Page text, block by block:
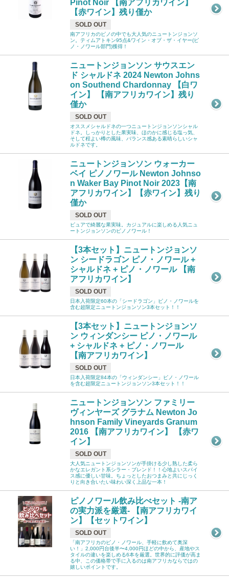
Pinot Noir 【南アフリカワイン】
【赤ワイン】残り僅か
SOLD OUT
南アフリカのピノの中でも大人気のニュートンジョンソ
ン。ティムアトキン95点&ワイン・オブ・ザ・イヤー(ピ
ノ・ノワール部門)獲得！
ニュートンジョンソン サウスエン
ド シャルドネ 2024 Newton Johns
on Southend Chardonnay 【白ワ
イン】 【南アフリカワイン】残り
僅か
SOLD OUT
オススメシャルドネの一つニュートンジョンソンシャル
ドネ。しっかりとした果実味、ほのかに感じる塩っ気、
そして程よい樽の風味、バランス感ある素晴らしいシャ
ルドネです。
ニュートンジョンソン ウォーカー
ベイ ピノノワール Newton Johnso
n Waker Bay Pinot Noir 2023【南
アフリカワイン】【赤ワイン】残り
僅か
SOLD OUT
ピュアで綺麗な果実味。カジュアルに楽しめる人気ニュ
ートンジョンソンのピノノワール！
【3本セット】ニュートンジョンソ
ン シードラゴン ピノ・ノワール +
シャルドネ + ピノ・ノワール 【南
アフリカワイン】
SOLD OUT
日本入荷限定60本の「シードラゴン」ピノ・ノワールを
含む超限定ニュートンジョンソン3本セット！！
【3本セット】ニュートンジョンソ
ン ウィンダンシー ピノ・ノワール
+ シャルドネ + ピノ・ノワール
【南アフリカワイン】
SOLD OUT
日本入荷限定84本の「ウィンダンシー」ピノ・ノワール
を含む超限定ニュートンジョンソン3本セット！！
ニュートンジョンソン ファミリー
ヴィンヤーズ グラナム Newton Jo
hnson Family Vineyards Granum
2016 【南アフリカワイン】 【赤ワ
イン】
SOLD OUT
大人気ニュートンジョンソンが手掛ける少し熟した柔ら
かなエレガント系シラー・ブレンド！！心地よいスパイ
ス感に優しい甘味。ちょっとしたおつまみと共にじっく
りと向き合いたい味わい深く上品な一本！
ピノノワール飲み比べセット -南ア
の実力派を厳選- 【南アフリカワイ
ン】【セットワイン】
SOLD OUT
「南アフリカのピノ・ノワール、手軽に飲めて奥深
い！」2,000円台後半〜4,000円ほどの中から、産地やス
タイルの違いを楽しめる6本を厳選。世界的に評価が高ま
る中、この価格帯で手に入るのは南アフリカならではの
嬉しいポイントです。